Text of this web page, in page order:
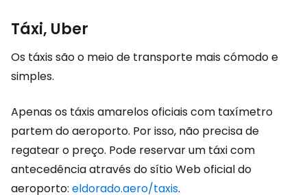
Táxi, Uber
Os táxis são o meio de transporte mais cómodo e
simples.
Apenas os táxis amarelos oficiais com taxímetro
partem do aeroporto. Por isso, não precisa de
regatear o preço. Pode reservar um táxi com
antecedência através do sítio Web oficial do
aeroporto: eldorado.aero/taxis.